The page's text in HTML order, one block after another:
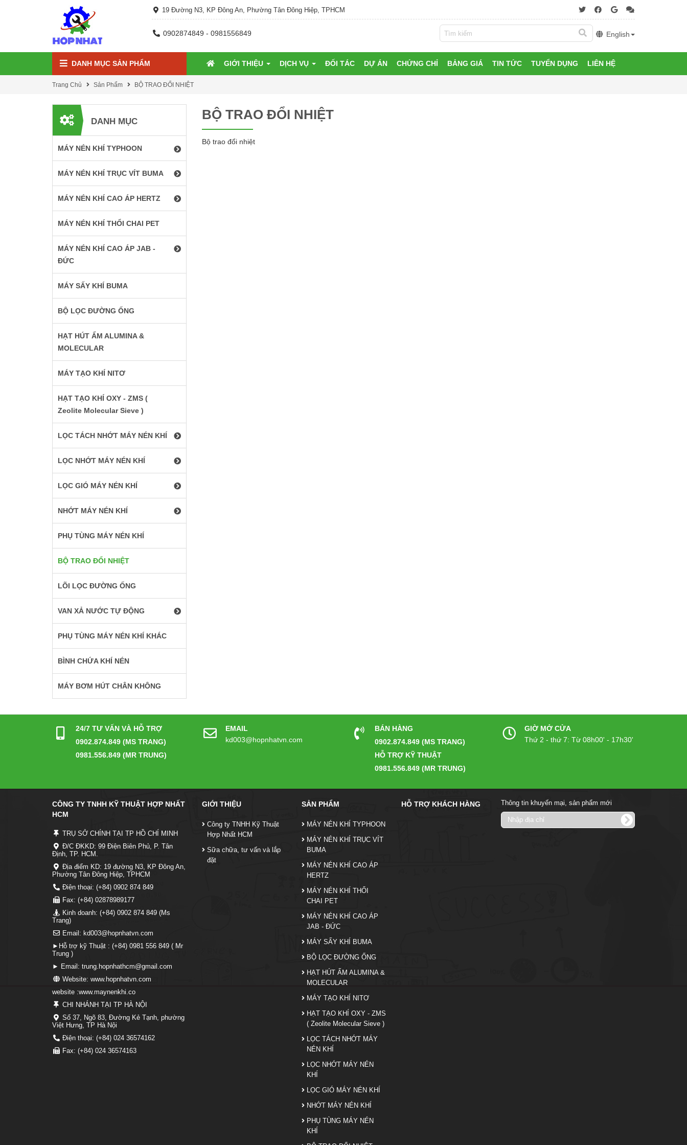
19 Đường N3, KP Đông An, Phường Tân Đông Hiệp, TPHCM
0902874849 - 0981556849 English
DANH MỤC SẢN PHẨM GIỚI THIỆU DỊCH VỤ ĐỐI TÁC DỰ ÁN CHỨNG CHỈ BẢNG GIÁ TIN TỨC TUYỂN DỤNG LIÊN HỆ
Trang Chủ Sản Phẩm BỘ TRAO ĐỔI NHIỆT
BỘ TRAO ĐỔI NHIỆT
Bộ trao đổi nhiệt
DANH MỤC
MÁY NÉN KHÍ TYPHOON
MÁY NÉN KHÍ TRỤC VÍT BUMA
MÁY NÉN KHÍ CAO ÁP HERTZ
MÁY NÉN KHÍ THỔI CHAI PET
MÁY NÉN KHÍ CAO ÁP JAB -
ĐỨC
MÁY SẤY KHÍ BUMA
BỘ LỌC ĐƯỜNG ỐNG
HẠT HÚT ẨM ALUMINA &
MOLECULAR
MÁY TẠO KHÍ NITƠ
HẠT TẠO KHÍ OXY - ZMS (
Zeolite Molecular Sieve )
LỌC TÁCH NHỚT MÁY NÉN KHÍ
LỌC NHỚT MÁY NÉN KHÍ
LỌC GIÓ MÁY NÉN KHÍ
NHỚT MÁY NÉN KHÍ
PHỤ TÙNG MÁY NÉN KHÍ
BỘ TRAO ĐỔI NHIỆT
LÕI LỌC ĐƯỜNG ỐNG
VAN XẢ NƯỚC TỰ ĐỘNG
PHỤ TÙNG MÁY NÉN KHÍ KHÁC
BÌNH CHỨA KHÍ NÉN
MÁY BƠM HÚT CHÂN KHÔNG
24/7 TƯ VẤN VÀ HỖ TRỢ
0902.874.849 (MS TRANG)
0981.556.849 (MR TRUNG)
EMAIL
kd003@hopnhatvn.com
BÁN HÀNG
0902.874.849 (MS TRANG)
HỖ TRỢ KỸ THUẬT
0981.556.849 (MR TRUNG)
GIỜ MỞ CỬA
Thứ 2 - thứ 7: Từ 08h00' - 17h30'
CÔNG TY TNHH KỸ THUẬT HỢP NHẤT
HCM
TRỤ SỞ CHÍNH TẠI TP HỒ CHÍ MINH
Đ/C ĐKKD: 99 Điện Biên Phủ, P. Tân
Định, TP. HCM.
Địa điểm KD: 19 đường N3, KP Đông An,
Phường Tân Đông Hiệp, TPHCM
Điện thoại: (+84) 0902 874 849
Fax: (+84) 02878989177
Kinh doanh: (+84) 0902 874 849 (Ms
Trang)
Email: kd003@hopnhatvn.com
►Hỗ trợ kỹ Thuật : (+84) 0981 556 849 ( Mr
Trung )
► Email: trung.hopnhathcm@gmail.com
Website: www.hopnhatvn.com
website :www.maynenkhi.co
CHI NHÁNH TẠI TP HÀ NỘI
Số 37, Ngõ 83, Đường Kẻ Tạnh, phường
Việt Hưng, TP Hà Nội
Điện thoại: (+84) 024 36574162
Fax: (+84) 024 36574163
GIỚI THIỆU
Công ty TNHH Kỹ Thuật
Hợp Nhất HCM
Sữa chữa, tư vấn và lắp
đặt
SẢN PHẨM
MÁY NÉN KHÍ TYPHOON
MÁY NÉN KHÍ TRỤC VÍT
BUMA
MÁY NÉN KHÍ CAO ÁP
HERTZ
MÁY NÉN KHÍ THỔI
CHAI PET
MÁY NÉN KHÍ CAO ÁP
JAB - ĐỨC
MÁY SẤY KHÍ BUMA
BỘ LỌC ĐƯỜNG ỐNG
HẠT HÚT ẨM ALUMINA &
MOLECULAR
MÁY TẠO KHÍ NITƠ
HẠT TẠO KHÍ OXY - ZMS
( Zeolite Molecular Sieve )
LỌC TÁCH NHỚT MÁY
NÉN KHÍ
LỌC NHỚT MÁY NÉN
KHÍ
LỌC GIÓ MÁY NÉN KHÍ
NHỚT MÁY NÉN KHÍ
PHỤ TÙNG MÁY NÉN
KHÍ
HỖ TRỢ KHÁCH HÀNG Thông tin khuyến mại, sản phẩm mới